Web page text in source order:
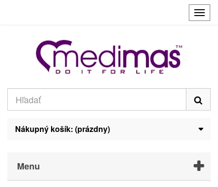
Nákupný košík: (prázdny)
Menu